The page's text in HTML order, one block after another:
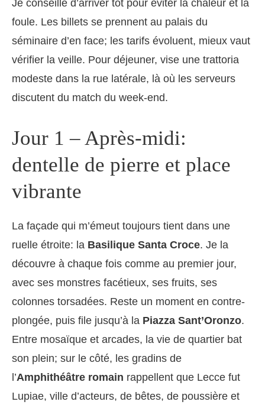
Je conseille d’arriver tôt pour éviter la chaleur et la
foule. Les billets se prennent au palais du
séminaire d’en face; les tarifs évoluent, mieux vaut
vérifier la veille. Pour déjeuner, vise une trattoria
modeste dans la rue latérale, là où les serveurs
discutent du match du week-end.
Jour 1 – Après-midi:
dentelle de pierre et place
vibrante
La façade qui m’émeut toujours tient dans une
ruelle étroite: la Basilique Santa Croce. Je la
découvre à chaque fois comme au premier jour,
avec ses monstres facétieux, ses fruits, ses
colonnes torsadées. Reste un moment en contre-
plongée, puis file jusqu’à la Piazza Sant’Oronzo.
Entre mosaïque et arcades, la vie de quartier bat
son plein; sur le côté, les gradins de
l’Amphithéâtre romain rappellent que Lecce fut
Lupiae, ville d’acteurs, de bêtes, de poussière et